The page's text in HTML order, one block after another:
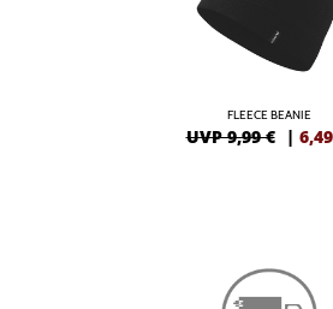
FLEECE BEANIE
UVP 9,99 € | 6,49